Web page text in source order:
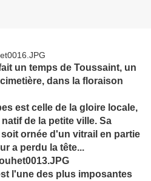
un temps de Toussaint, un
dans la floraison
est celle de la gloire locale,
natif de la petite ville. Sa
ornée d'un vitrail en partie
a perdu la tête...
l'une des plus imposantes